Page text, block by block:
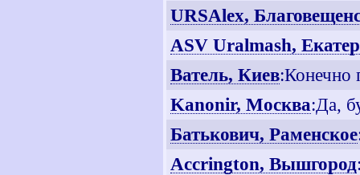
URSAlex,
ASV Uralmash,
Ватель, Киев
Kanonir, Москва:Да,
Батькович, Раменское
Accrington, Вышгород